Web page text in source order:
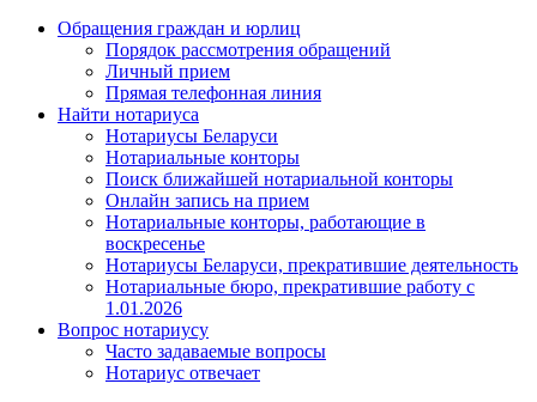
Обращения граждан и юрлиц
Порядок рассмотрения обращений
Личный прием
Прямая телефонная линия
Найти нотариуса
Нотариусы Беларуси
Нотариальные конторы
Поиск ближайшей нотариальной конторы
Онлайн запись на прием
Нотариальные конторы, работающие в
воскресенье
Нотариусы Беларуси, прекратившие деятельность
Нотариальные бюро, прекратившие работу с
1.01.2026
Вопрос нотариусу
Часто задаваемые вопросы
Нотариус отвечает